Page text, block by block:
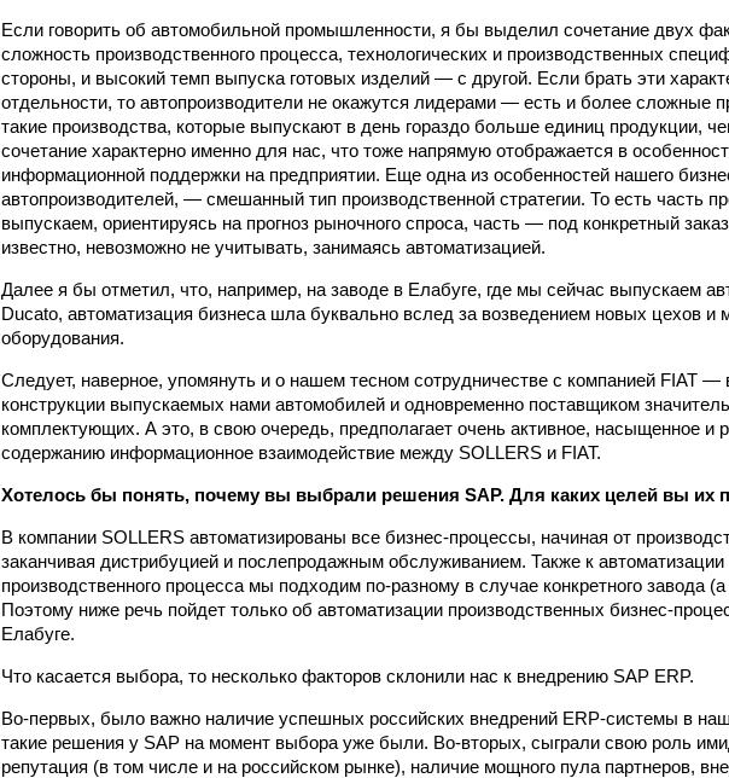
Если говорить об автомобильной промышленности, я бы выделил сочетание двух
сложность производственного процесса, технологических и производственных
стороны, и высокий темп выпуска готовых изделий — с другой. Если брать эти
отдельности, то автопроизводители не окажутся лидерами — есть и более сложные
такие производства, которые выпускают в день гораздо больше единиц продукции,
сочетание характерно именно для нас, что тоже напрямую отображается в
информационной поддержки на предприятии. Еще одна из особенностей нашего
автопроизводителей, — смешанный тип производственной стратегии. То есть часть
выпускаем, ориентируясь на прогноз рыночного спроса, часть — под конкретный
известно, невозможно не учитывать, занимаясь автоматизацией.
Далее я бы отметил, что, например, на заводе в Елабуге, где мы сейчас выпускаем
Ducato, автоматизация бизнеса шла буквально вслед за возведением новых цехов и
оборудования.
Следует, наверное, упомянуть и о нашем тесном сотрудничестве с компанией FIAT
конструкции выпускаемых нами автомобилей и одновременно поставщиком
комплектующих. А это, в свою очередь, предполагает очень активное, насыщенное и
содержанию информационное взаимодействие между SOLLERS и FIAT.
Хотелось бы понять, почему вы выбрали решения SAP. Для каких целей вы их
В компании SOLLERS автоматизированы все бизнес-процессы, начиная от
заканчивая дистрибуцией и послепродажным обслуживанием. Также к автоматизации
производственного процесса мы подходим по‑разному в случае конкретного завода
Поэтому ниже речь пойдет только об автоматизации производственных бизнес-
Елабуге.
Что касается выбора, то несколько факторов склонили нас к внедрению SAP ERP.
Во-первых, было важно наличие успешных российских внедрений ERP‑системы в
такие решения у SAP на момент выбора уже были. Во-вторых, сыграли свою роль
репутация (в том числе и на российском рынке), наличие мощного пула партнеров,